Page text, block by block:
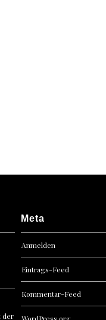
der
Meta
Anmelden
Eintrags-Feed
Kommentar-Feed
WordPress.org